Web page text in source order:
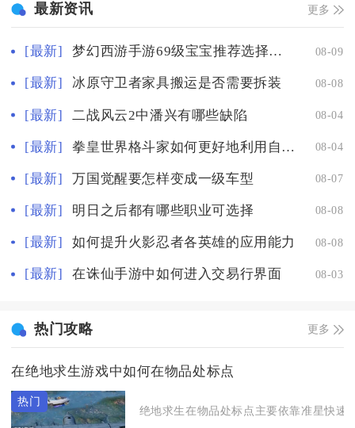
最新资讯 更多
[最新] 梦幻西游手游69级宝宝推荐选择哪只 08-09
[最新] 冰原守卫者家具搬运是否需要拆装 08-08
[最新] 二战风云2中潘兴有哪些缺陷 08-04
[最新] 拳皇世界格斗家如何更好地利用自身优势 08-04
[最新] 万国觉醒要怎样变成一级车型 08-07
[最新] 明日之后都有哪些职业可选择 08-08
[最新] 如何提升火影忍者各英雄的应用能力 08-08
[最新] 在诛仙手游中如何进入交易行界面 08-03
热门攻略 更多
在绝地求生游戏中如何在物品处标点
绝地求生在物品处标点主要依靠准星快速